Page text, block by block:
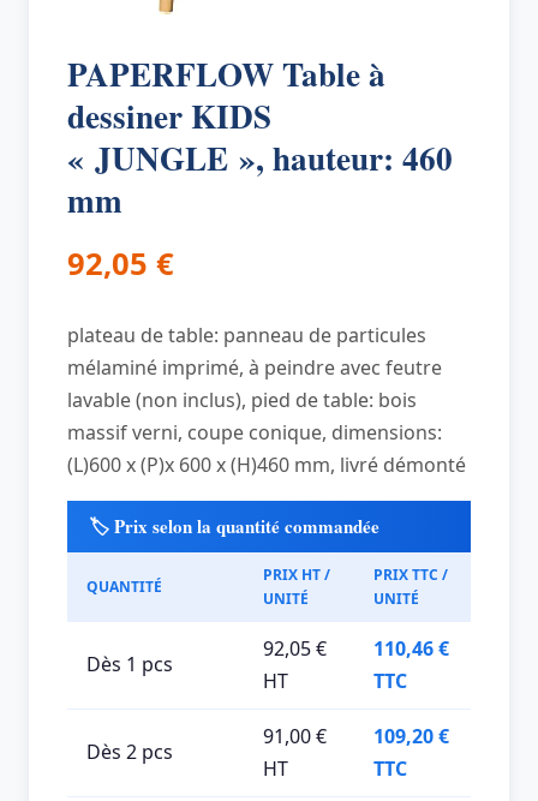
PAPERFLOW Table à
dessiner KIDS
« JUNGLE », hauteur: 460
mm
92,05 €
plateau de table: panneau de particules
mélaminé imprimé, à peindre avec feutre
lavable (non inclus), pied de table: bois
massif verni, coupe conique, dimensions:
(L)600 x (P)x 600 x (H)460 mm, livré démonté
🏷️ Prix selon la quantité commandée
QUANTITÉ
PRIX HT /
UNITÉ
PRIX TTC /
UNITÉ
Dès 1 pcs
92,05 €
HT
110,46 €
TTC
Dès 2 pcs
91,00 €
HT
109,20 €
TTC